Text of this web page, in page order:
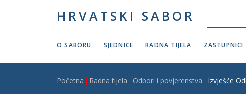
HRVATSKI SABOR
O SABORU SJEDNICE RADNA TIJELA ZASTUPNICI
Breadcrumb
Početna Radna tijela Odbori i povjerenstva Izvješće